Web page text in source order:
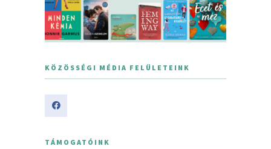
KÖZÖSSÉGI MÉDIA FELÜLETEINK
TÁMOGATÓINK